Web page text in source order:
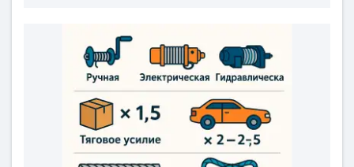
покупателей. В этой статье мы развенчаем 10
популярных мифов о лебёдках,..